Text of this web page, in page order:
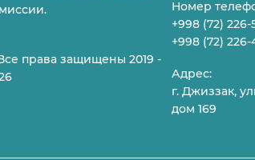
права защищены 2019 -
Номер
+998 (72) 226-
+998 (72)
Адрес:
г. Джиззак,
дом 169